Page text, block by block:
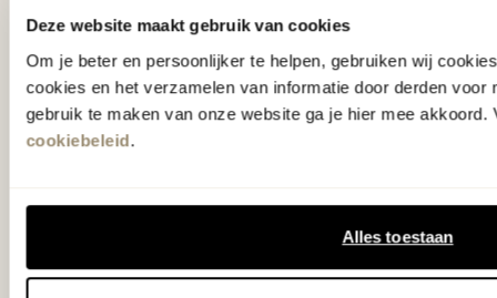
Deze website maakt gebruik van cookies
Om je beter en persoonlijker te helpen, gebruiken wij
cookies en het verzamelen van informatie door derden voor
gebruik te maken van onze website ga je hier mee akkoord.
cookiebeleid.
Alles toestaan
Wie kent het programma vtwonen
'Weer verliefd op je huis' niet? We
hebben met liefde de mooiste woon-,
slaap- en designcollecties
klassiekers en de nieuwste ontwerpen
in verrassende materialen en kleuren!